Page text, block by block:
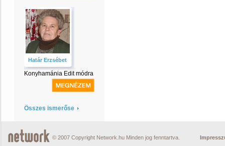
Határ Erzsébet
Konyhamánia Edit módra
Összes ismerőse
© 2007 Copyright Network.hu Minden jog fenntartva.